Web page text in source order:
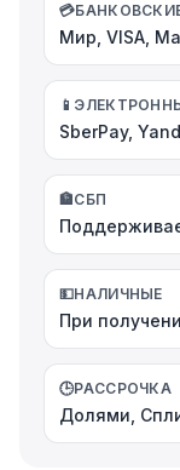
💳
Мир, VISA,
📱
SberPay,
🏦СБП
💵НАЛИЧНЫЕ
При
🕒РАССРОЧКА
Долями,